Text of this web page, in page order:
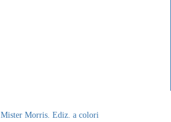
Mister Morris. Ediz. a colori